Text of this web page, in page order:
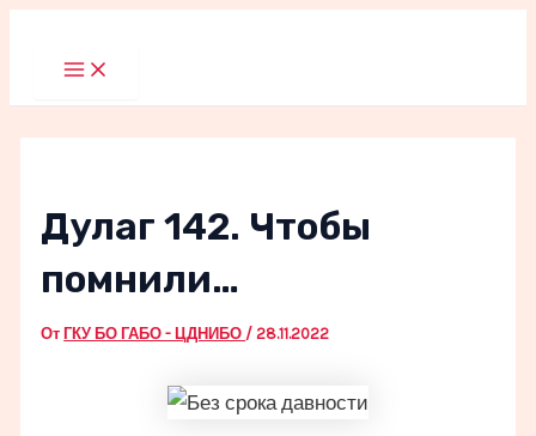
Main
Menu
Дулаг 142. Чтобы
помнили…
ОтГКУ БО ГАБО - ЦДНИБО /28.11.2022